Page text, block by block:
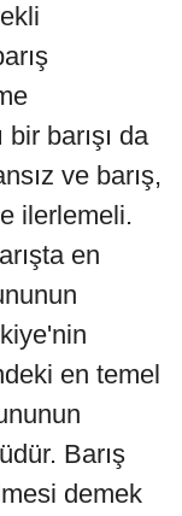
barışı da
ve barış,
ilerlemeli.
en
en temel
Barış
demek